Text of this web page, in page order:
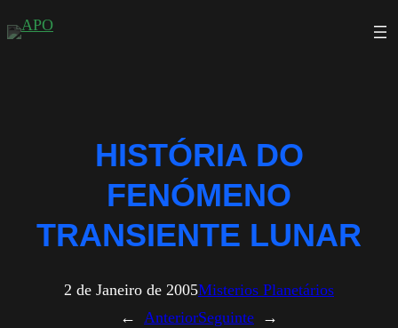
Saltar
HISTÓRIA DO
FENÓMENO
TRANSIENTE LUNAR
2 de Janeiro de 2005Misterios Planetários
← AnteriorSeguinte →